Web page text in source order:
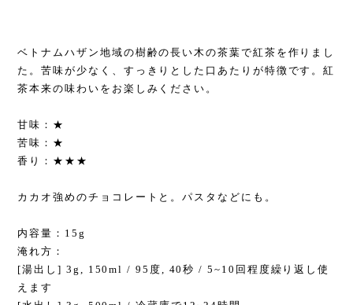
ベトナムハザン地域の樹齢の長い木の茶葉で紅茶を作りまし
た。苦味が少なく、すっきりとした口あたりが特徴です。紅
茶本来の味わいをお楽しみください。
甘味：★
苦味：★
香り：★★★
カカオ強めのチョコレートと。パスタなどにも。
内容量：15g
淹れ方：
[湯出し] 3g, 150ml / 95度, 40秒 / 5~10回程度繰り返し使
えます